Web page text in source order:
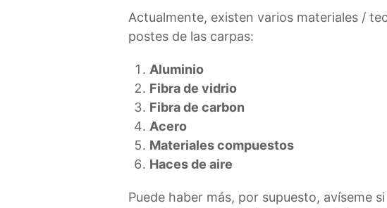
Actualmente, existen varios materiales /
postes de las carpas:
Aluminio
Fibra de vidrio
Fibra de carbon
Acero
Materiales compuestos
Haces de aire
Puede haber más, por supuesto, avíseme